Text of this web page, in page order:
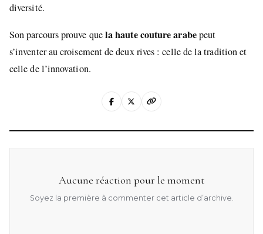
diversité.
Son parcours prouve quela haute couture arabepeut
s’inventer au croisement de deux rives : celle de la tradition et
celle de l’innovation.
Aucune réaction pour le moment
Soyez la première à commenter cet article d’archive.